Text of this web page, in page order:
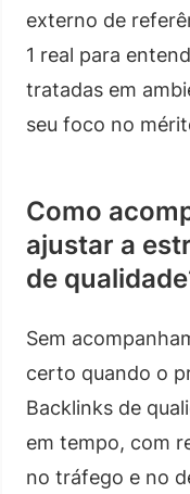
externo de
1 real para
tratadas em
seu foco no
Como
ajustar a
de
Sem
certo quando o
Backlinks de
em tempo, com
no tráfego e no